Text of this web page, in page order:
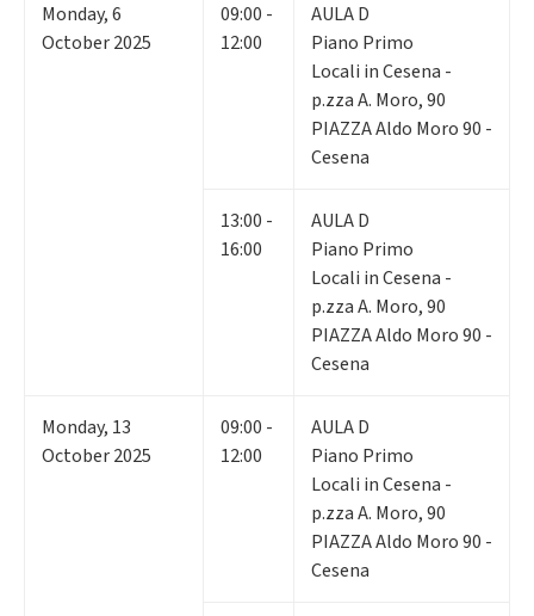
Monday,6
October 2025
09:00 -
12:00
AULA D
Piano Primo
Locali in Cesena -
p.zza A. Moro, 90
PIAZZA Aldo Moro 90 -
Cesena
13:00 -
16:00
AULA D
Piano Primo
Locali in Cesena -
p.zza A. Moro, 90
PIAZZA Aldo Moro 90 -
Cesena
Monday, 13
October 2025
09:00 -
12:00
AULA D
Piano Primo
Locali in Cesena -
p.zza A. Moro, 90
PIAZZA Aldo Moro 90 -
Cesena